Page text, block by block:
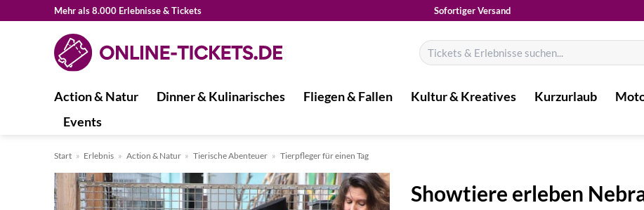
Mehr als 8.000 Erlebnisse & Tickets Sofortiger Versand
Suchen
nach:
Action & Natur Dinner & Kulinarisches Fliegen & Fallen Kultur & Kreatives Kurzurlaub
Events
Start » Erlebnis » Action & Natur » Tierische Abenteuer » Tierpfleger für einen Tag
Showtiere erleben